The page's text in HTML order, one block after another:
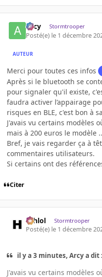
Arcy Stormtrooper
Posté(e) le 1 décembre
AUTEUR
Merci pour toutes ces infos
Après si le bluetooth se
pour signaler qu'il existe,
faudra activer l’appairage
risques en BLE, c'est bon à
J'avais vu certains modèles
mais à 200 euros le modèle
Bref, je vais regarder ça à
commentaires utilisateurs.
Si certains ont des
Citer
ashlol Stormtrooper
Posté(e) le 1 décembre
il y a 3 minutes, Arcy a dit :
J'avais vu certains modèles